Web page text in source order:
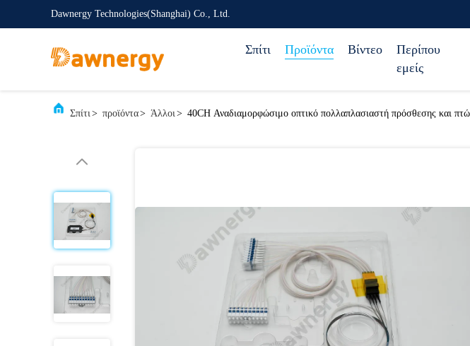
Dawnergy Technologies(Shanghai) Co., Ltd.
Σπίτι Προϊόντα Βίντεο
Περίπου
εμείς
Σπίτι> προϊόντα> Άλλοι> 40CH Αναδιαμορφώσιμο οπτικό πολλαπλασιαστή πρόσθεσης και